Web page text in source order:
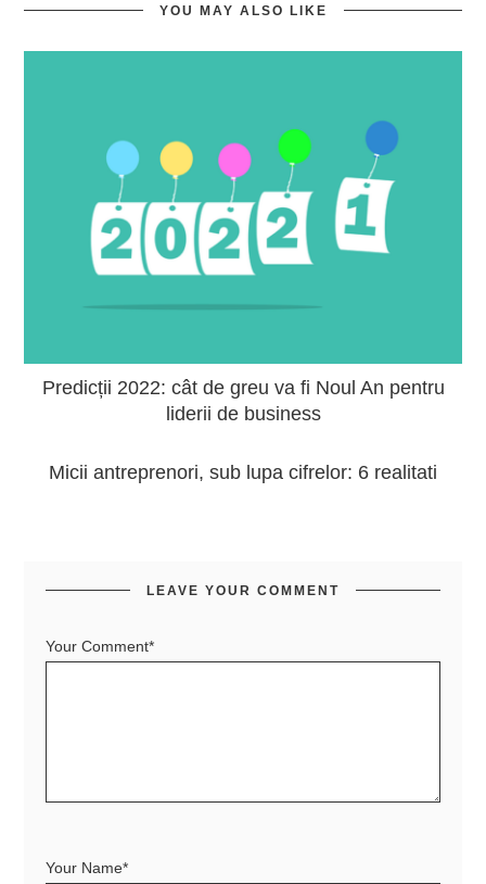
YOU MAY ALSO LIKE
Predicții 2022: cât de greu va fi Noul An pentru
liderii de business
Micii antreprenori, sub lupa cifrelor: 6 realitati
LEAVE YOUR COMMENT
Your Comment*
Your Name*